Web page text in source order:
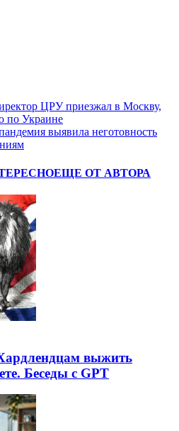
ЦРУ приезжал в Москву,
по Украине
выявила неготовность
ЕЩЕ ОТ АВТОРА
выжить
Беседы с GPT